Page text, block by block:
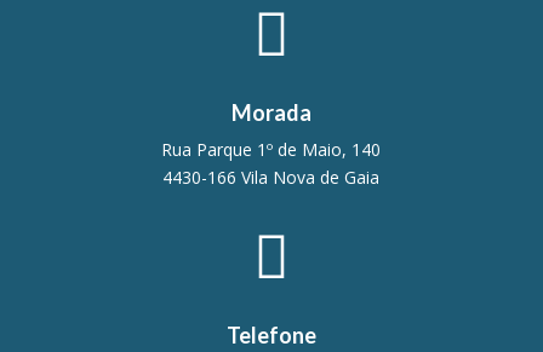

Morada
Rua Parque 1º de Maio, 140
4430-166 Vila Nova de Gaia

Telefone